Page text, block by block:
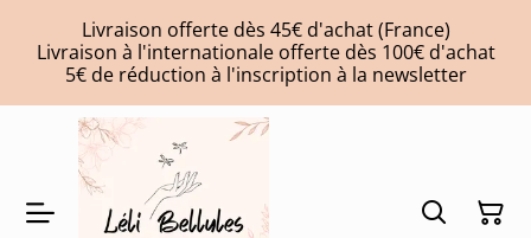
Livraison offerte dès 45€ d'achat (France)
Livraison à l'internationale offerte dès 100€ d'achat
5€ de réduction à l'inscription à la newsletter